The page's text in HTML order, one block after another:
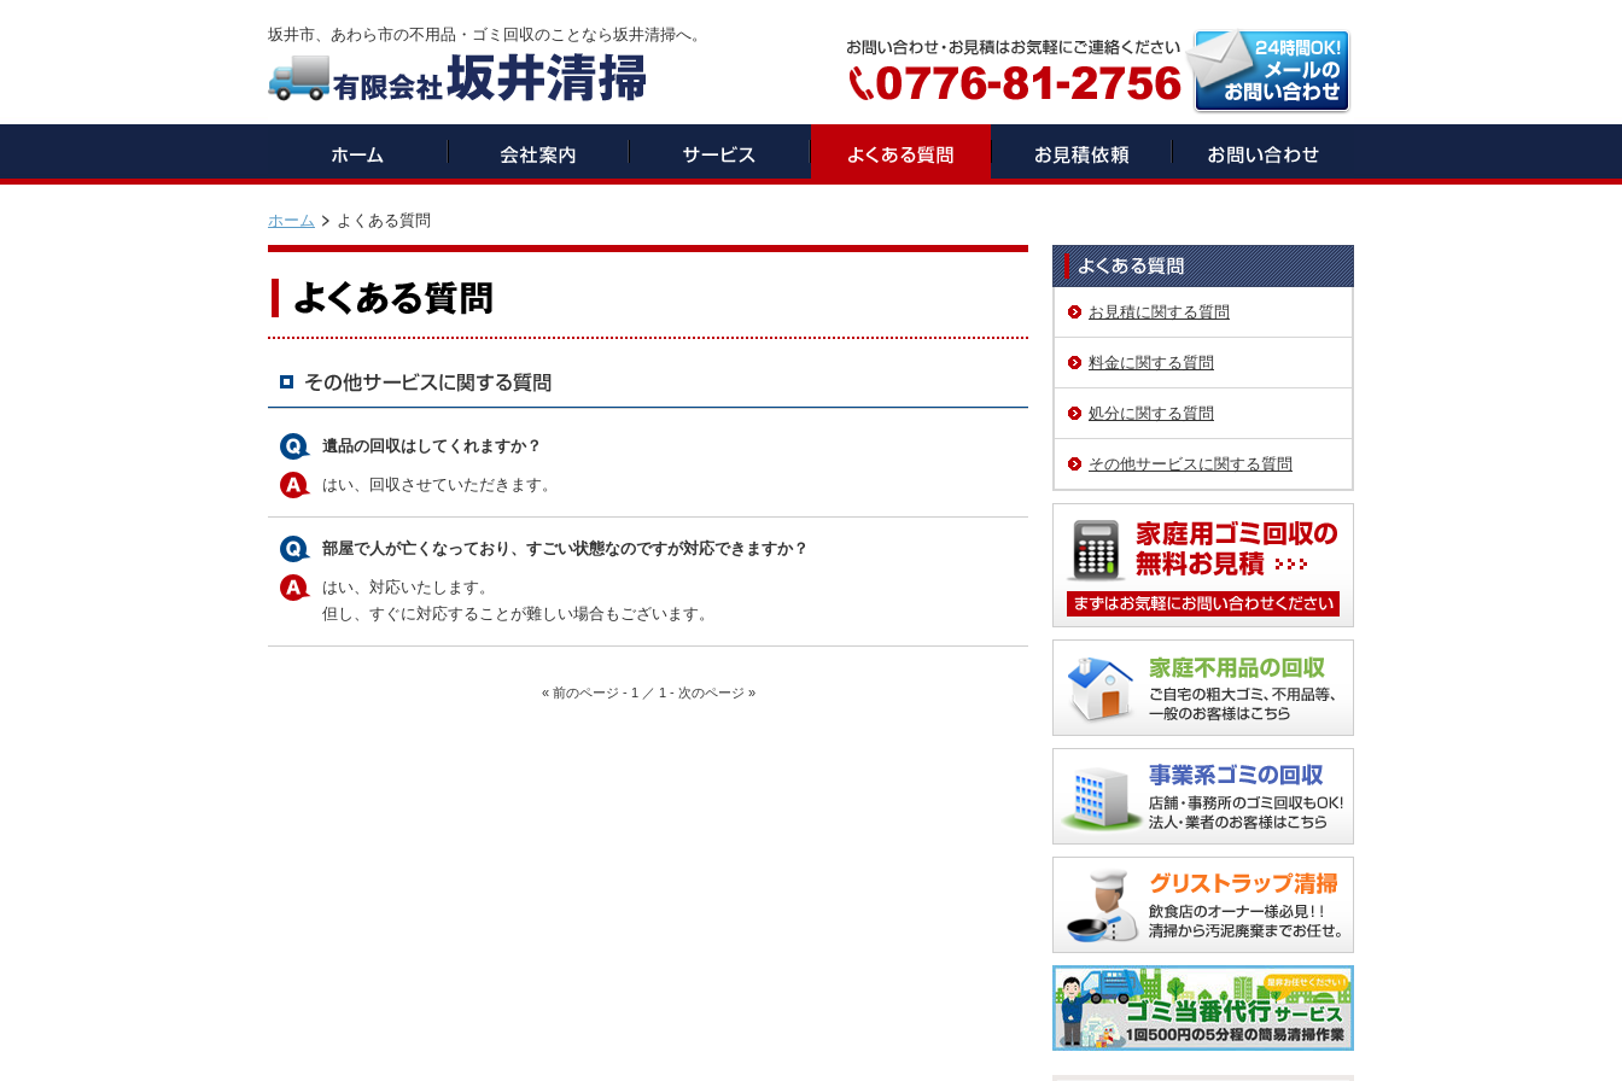
坂井市、あわら市の不用品・ゴミ回収のことなら坂井清掃へ。
ホーム よくある質問
遺品の回収はしてくれますか？
はい、回収させていただきます。
部屋で人が亡くなっており、すごい状態なのですが対応できますか？
はい、対応いたします。
但し、すぐに対応することが難しい場合もございます。
« 前のページ - 1 ／ 1 - 次のページ »
お見積に関する質問
料金に関する質問
処分に関する質問
その他サービスに関する質問